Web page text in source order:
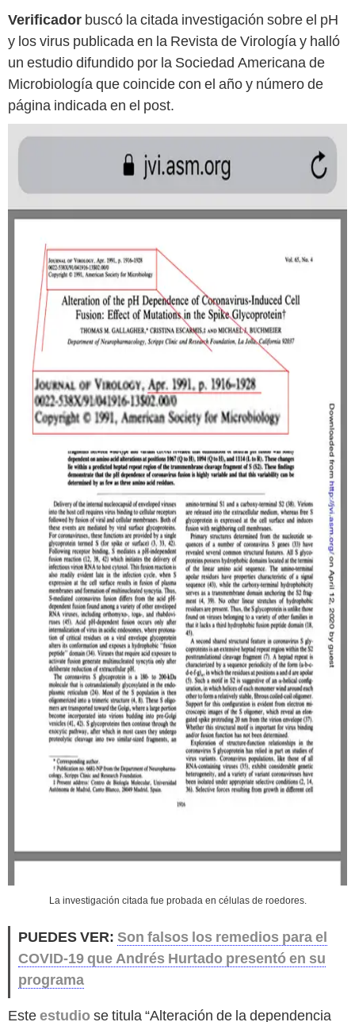
Verificador buscó la citada investigación sobre el pH
y los virus publicada en la Revista de Virología y halló
un estudio difundido por la Sociedad Americana de
Microbiología que coincide con el año y número de
página indicada en el post.
La investigación citada fue probada en células de roedores.
PUEDES VER: Son falsos los remedios para el
COVID-19 que Andrés Hurtado presentó en su
programa
Esteestudiose titula “Alteración de la dependencia